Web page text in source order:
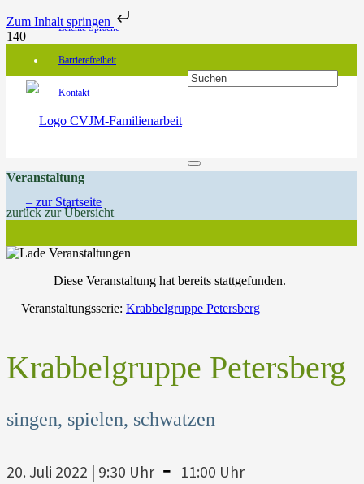
Zum Inhalt springen
Leichte Sprache
Barrierefreiheit
Kontakt
Veranstaltung
zurück zur Übersicht
Diese Veranstaltung hat bereits stattgefunden.
Veranstaltungsserie: Krabbelgruppe Petersberg
Krabbelgruppe Petersberg
singen, spielen, schwatzen
20. Juli 2022 | 9:30 Uhr - 11:00 Uhr